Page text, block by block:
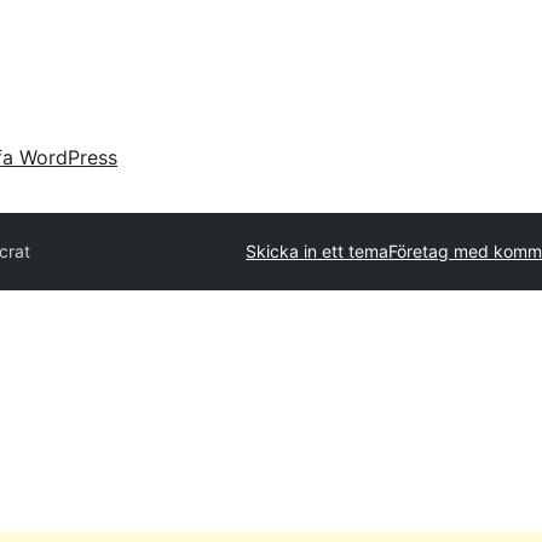
WordPress
Skicka in ett temaFöretag med